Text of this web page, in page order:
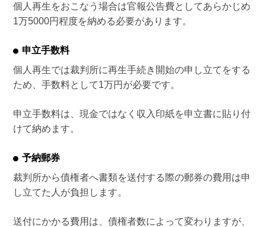
個人再生をおこなう場合は官報公告費としてあらかじめ
1万5000円程度を納める必要があります。
申立手数料
個人再生では裁判所に再生手続き開始の申し立てをする
ため、手数料として1万円が必要です。
申立手数料は、現金ではなく収入印紙を申立書に貼り付
けて納めます。
予納郵券
裁判所から債権者へ書類を送付する際の郵券の費用は申
し立てた人が負担します。
送付にかかる費用は、債権者数によって変わりますが、